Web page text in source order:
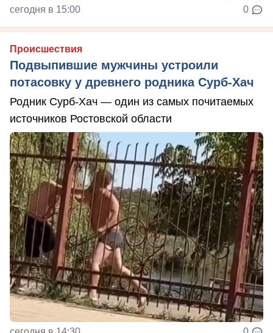
сегодня в 15:00 0
Происшествия
Подвыпившие мужчины устроили
потасовку у древнего родника Сурб-Хач
Родник Сурб-Хач — один из самых почитаемых
источников Ростовской области